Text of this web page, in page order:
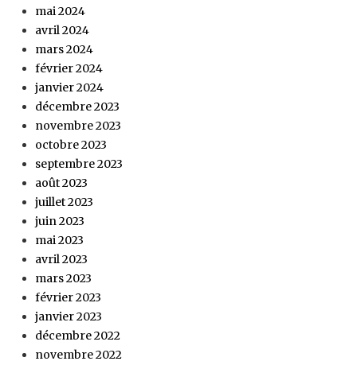
mai 2024
avril 2024
mars 2024
février 2024
janvier 2024
décembre 2023
novembre 2023
octobre 2023
septembre 2023
août 2023
juillet 2023
juin 2023
mai 2023
avril 2023
mars 2023
février 2023
janvier 2023
décembre 2022
novembre 2022